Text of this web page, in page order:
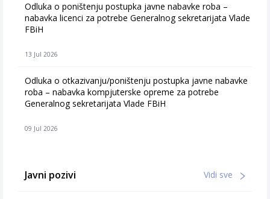
Odluka o poništenju postupka javne nabavke roba –
nabavka licenci za potrebe Generalnog sekretarijata Vlade
FBiH
13 Jul 2026
Odluka o otkazivanju/poništenju postupka javne nabavke
roba – nabavka kompjuterske opreme za potrebe
Generalnog sekretarijata Vlade FBiH
09 Jul 2026
Javni pozivi Vidi sve